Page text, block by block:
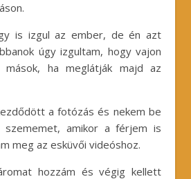
is izgul az ember, de én azt
úgy izgultam, hogy vajon
ha meglátják majd az
a fotózás és nekem be
szememet, amikor a férjem is
meg az esküvői videóshoz.
hozzám és végig kellett